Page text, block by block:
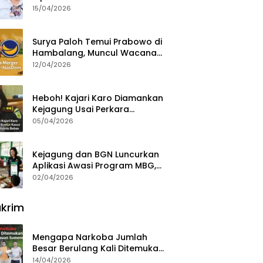
15/04/2026
Surya Paloh Temui Prabowo di
Hambalang, Muncul Wacana
Penggabungan NasDem dan
12/04/2026
Heboh! Kajari Karo Diamankan
Kejagung Usai Perkara
Videografer Divonis Bebas
05/04/2026
Kejagung dan BGN Luncurkan
Aplikasi Awasi Program MBG,
Begini Cara Lapornya
02/04/2026
Mengapa Narkoba Jumlah
Besar Berulang Kali Ditemukan
di Wilayah Kepulauan
14/04/2026